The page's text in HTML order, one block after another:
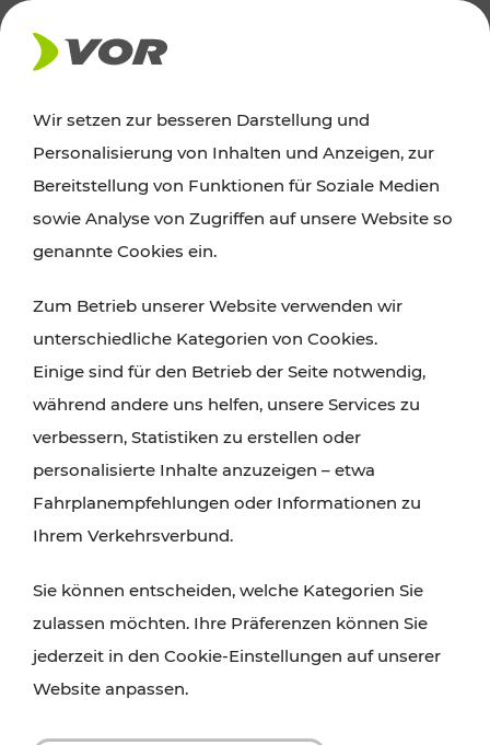
AKTUELLES
Ausflugstipps
Wien, Niederösterreich und das Burgenland
Wanderungen, Kultur und Gastronomie,
Radtouren oder purer Naturgenuss – viele
Attraktionen sind mit den Ticket- und Fahrplan-
Angeboten des VOR gut und schnell erreichbar.
Wir setzen zur besseren Darstellung und
Personalisierung von Inhalten und Anzeigen, zur
Bereitstellung von Funktionen für Soziale Medien
sowie Analyse von Zugriffen auf unsere Website so
genannte Cookies ein.
Zum Betrieb unserer Website verwenden wir
unterschiedliche Kategorien von Cookies.
Einige sind für den Betrieb der Seite notwendig,
während andere uns helfen, unsere Services zu
verbessern, Statistiken zu erstellen oder
personalisierte Inhalte anzuzeigen – etwa
Fahrplanempfehlungen oder Informationen zu
Ihrem Verkehrsverbund.
Sie können entscheiden, welche Kategorien Sie
zulassen möchten. Ihre Präferenzen können Sie
jederzeit in den Cookie-Einstellungen auf unserer
Website anpassen.